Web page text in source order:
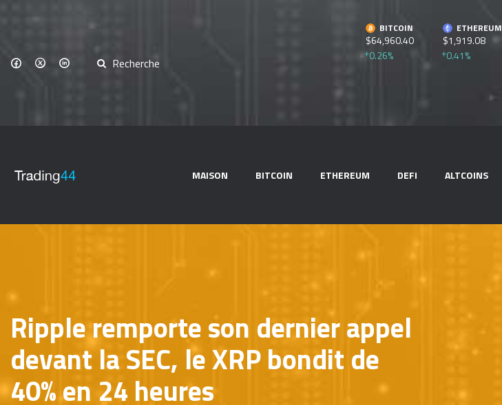
BITCOIN
$64,960.40
0.26%
ETHEREUM
$1,919.08
0.41%
MAISON BITCOIN ETHEREUM DEFI ALTCOINS
Ripple remporte son dernier appel
devant la SEC, le XRP bondit de
40% en 24 heures